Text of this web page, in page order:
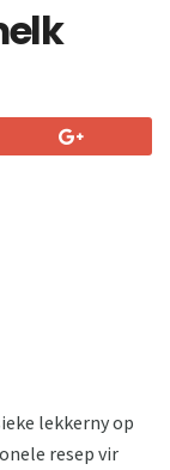
lekkerny op
resep vir